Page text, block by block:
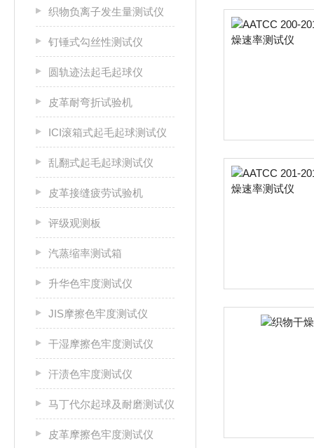
织物负离子发生量测试仪
钉锤式勾丝性测试仪
圆轨迹法起毛起球仪
皮革耐弯折试验机
ICI滚箱式起毛起球测试仪
乱翻式起毛起球测试仪
皮革接缝疲劳试验机
评级观测板
汽蒸缩率测试箱
升华色牢度测试仪
JIS摩擦色牢度测试仪
干湿摩擦色牢度测试仪
汗渍色牢度测试仪
马丁代尔起球及耐磨测试仪
皮革摩擦色牢度测试仪